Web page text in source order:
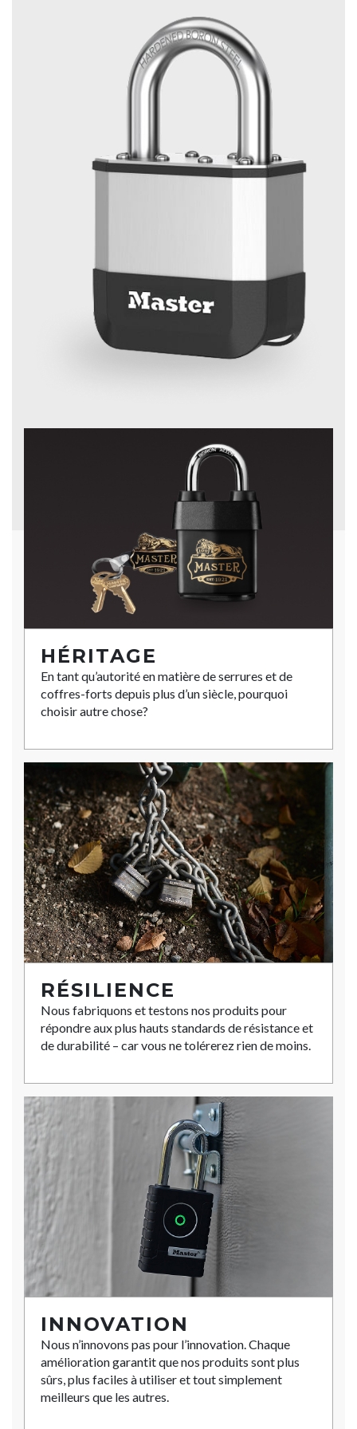
HÉRITAGE
En tant qu’autorité en matière de serrures et de
coffres-forts depuis plus d’un siècle, pourquoi
choisir autre chose?
RÉSILIENCE
Nous fabriquons et testons nos produits pour
répondre aux plus hauts standards de résistance et
de durabilité – car vous ne tolérerez rien de moins.
INNOVATION
Nous n’innovons pas pour l’innovation. Chaque
amélioration garantit que nos produits sont plus
sûrs, plus faciles à utiliser et tout simplement
meilleurs que les autres.